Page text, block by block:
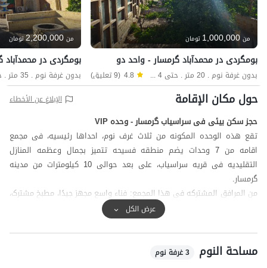
من 1,000,000 تومان
بومگردی در محمدآباد گرمسار - واحد دو
بدون غرفة نوم . 20 متر . حتى 4 ضيف 4.8 (9 تعليق)
من 2,200,000تومان
بومگردی در
حول مكان الإقامة الإبلاغ عن الأخطاء
حجز سکن بیئی فی سراسیاب گرمسار - وحده VIP
تقع هذه الوحده المکونه من ثلاث غرف نوم، احداها رئیسیه، فی مجمع
اقامه من 7 وحدات یضم منطقه فسیحه تتمیز بجمال وعظمه المنازل
التقلیدیه فی قریه سراسیاب، علی بعد حوالی 10 کیلومترات من مدینه
گرمسار.
من المرافق المشترکه فی هذا المجمع: فناء واسع مجهز جیدًا، مطبخ مشترک،
ودورات میاه ایرانیه فی المنطقه.
المنطقه المحیطه بالفناء محاطه بسور، والمضیف متواجد ایضًا فی الموقع.
بالاضافه الی ذلک، ولزیاده الامان، تم تجهیز المنطقه والمدخل بکامیرات
مراقبه.
عرض الكل
مساحة النوم 3 غرفة نوم